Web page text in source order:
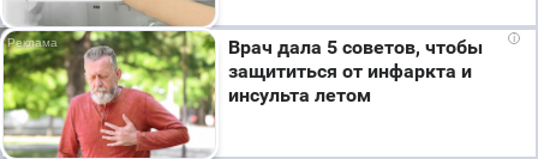
Для этого необходимо учитывать расход,
сроки поставки, совместимость изделий и
возможность проследить каждую
использованную партию.
Мы используем cookie. Во время посещения сайта
вы соглашаетесь с тем, что мы обрабатываем
ваши персональные данные с использованием
метрик Яндекс Метрика, top.mail.ru, LiveInternet.
Я согласен
i
Врач дала 5 советов, чтобы
защититься от инфаркта и
инсульта летом